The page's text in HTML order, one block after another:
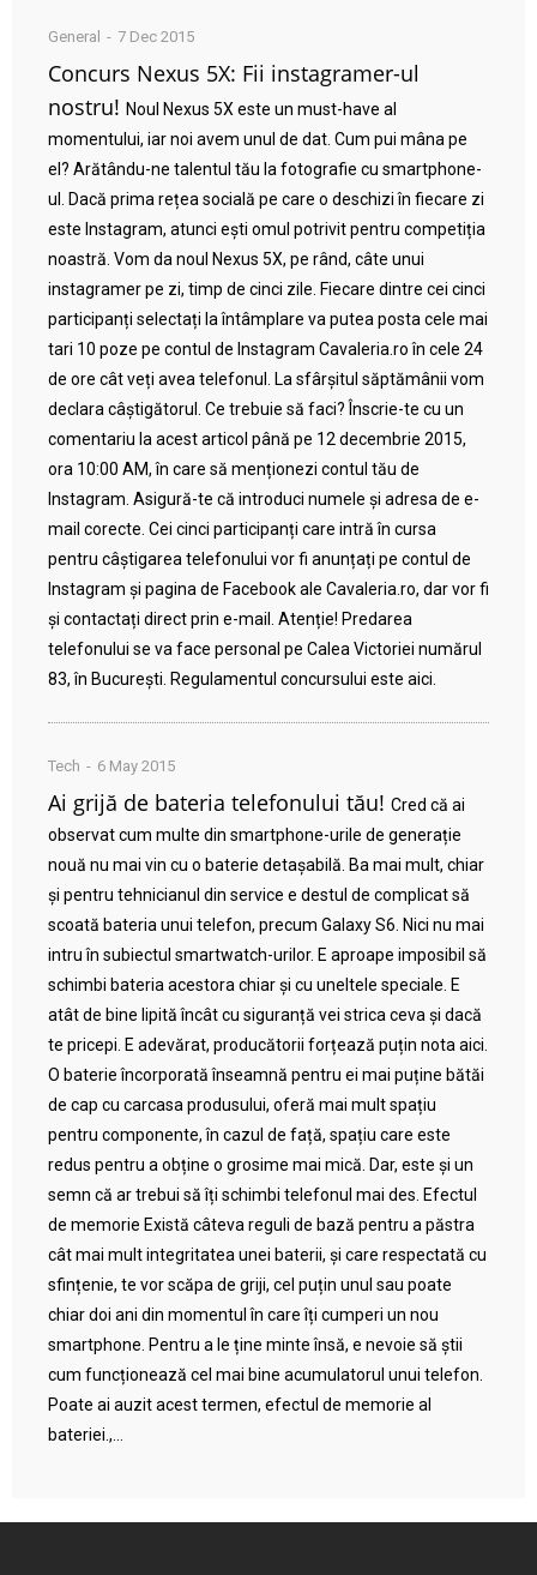
General 7 Dec 2015
Concurs Nexus 5X: Fii instagramer-ul
nostru! Noul Nexus 5X este un must-have al
momentului, iar noi avem unul de dat. Cum pui mâna pe
el? Arătându-ne talentul tău la fotografie cu smartphone-
ul. Dacă prima rețea socială pe care o deschizi în fiecare zi
este Instagram, atunci ești omul potrivit pentru competiția
noastră. Vom da noul Nexus 5X, pe rând, câte unui
instagramer pe zi, timp de cinci zile. Fiecare dintre cei cinci
participanți selectați la întâmplare va putea posta cele mai
tari 10 poze pe contul de Instagram Cavaleria.ro în cele 24
de ore cât veți avea telefonul. La sfârșitul săptămânii vom
declara câștigătorul. Ce trebuie să faci? Înscrie-te cu un
comentariu la acest articol până pe 12 decembrie 2015,
ora 10:00 AM, în care să menționezi contul tău de
Instagram. Asigură-te că introduci numele și adresa de e-
mail corecte. Cei cinci participanți care intră în cursa
pentru câștigarea telefonului vor fi anunțați pe contul de
Instagram și pagina de Facebook ale Cavaleria.ro, dar vor fi
și contactați direct prin e-mail. Atenție! Predarea
telefonului se va face personal pe Calea Victoriei numărul
83, în București. Regulamentul concursului este aici.
Tech 6 May 2015
Ai grijă de bateria telefonului tău! Cred că ai
observat cum multe din smartphone-urile de generație
nouă nu mai vin cu o baterie detașabilă. Ba mai mult, chiar
și pentru tehnicianul din service e destul de complicat să
scoată bateria unui telefon, precum Galaxy S6. Nici nu mai
intru în subiectul smartwatch-urilor. E aproape imposibil să
schimbi bateria acestora chiar și cu uneltele speciale. E
atât de bine lipită încât cu siguranță vei strica ceva și dacă
te pricepi. E adevărat, producătorii forțează puțin nota aici.
O baterie încorporată înseamnă pentru ei mai puține bătăi
de cap cu carcasa produsului, oferă mai mult spațiu
pentru componente, în cazul de față, spațiu care este
redus pentru a obține o grosime mai mică. Dar, este și un
semn că ar trebui să îți schimbi telefonul mai des. Efectul
de memorie Există câteva reguli de bază pentru a păstra
cât mai mult integritatea unei baterii, și care respectată cu
sfințenie, te vor scăpa de griji, cel puțin unul sau poate
chiar doi ani din momentul în care îți cumperi un nou
smartphone. Pentru a le ține minte însă, e nevoie să știi
cum funcționează cel mai bine acumulatorul unui telefon.
Poate ai auzit acest termen, efectul de memorie al
bateriei.,...